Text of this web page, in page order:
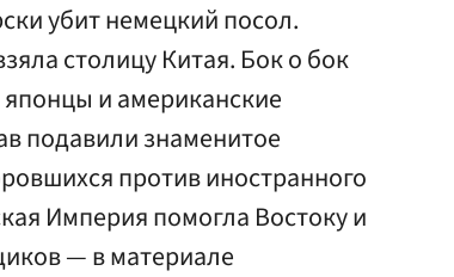
убит немецкий посол.
столицу Китая. Бок о бок
и американские
подавили знаменитое
против иностранного
Империя помогла Востоку и
— в материале